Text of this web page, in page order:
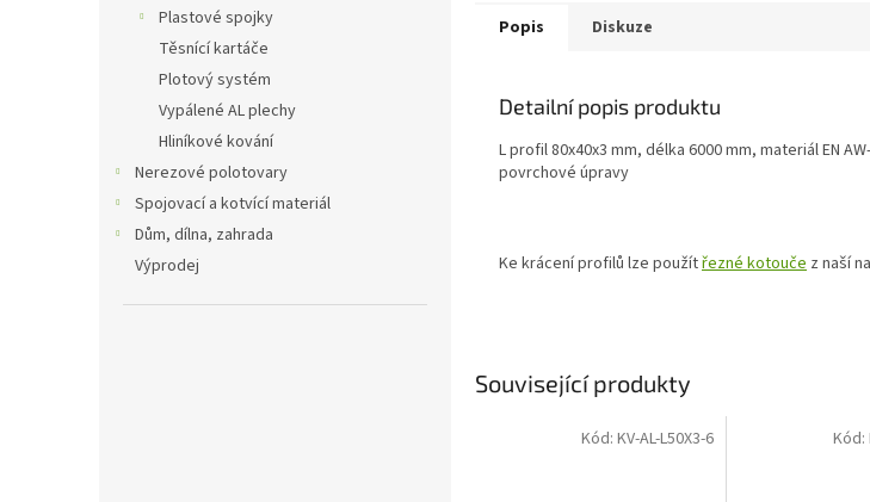
Plastové spojky
Těsnící kartáče
Plotový systém
Vypálené AL plechy
Hliníkové kování
Nerezové polotovary
Spojovací a kotvící materiál
Dům, dílna, zahrada
Výprodej
Související produkty
Kód: KV-AL-L50X3-6 Kód:
Popis Diskuze
Detailní popis produktu
L profil 80x40x3 mm, délka 6000 mm, materiál EN
povrchové úpravy
Ke krácení profilů lze použítřezné kotouče z naší